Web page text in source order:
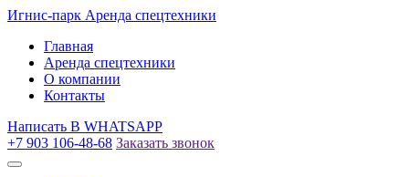
Игнис-парк Аренда спецтехники
Главная
Аренда спецтехники
О компании
Контакты
Написать В WHATSAPP
+7 903 106-48-68 Заказать звонок